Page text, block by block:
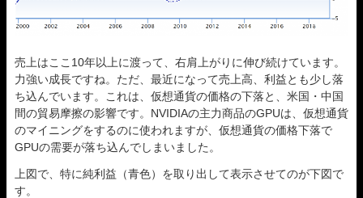
売上はここ10年以上に渡って、右肩上がりに伸び続けています。
力強い成長ですね。ただ、最近になって売上高、利益とも少し落
ち込んでいます。これは、仮想通貨の価格の下落と、米国・中国
間の貿易摩擦の影響です。NVIDIAの主力商品のGPUは、仮想通貨
のマイニングをするのに使われますが、仮想通貨の価格下落で
GPUの需要が落ち込んでしまいました。
上図で、特に純利益（青色）を取り出して表示させてのが下図で
す。